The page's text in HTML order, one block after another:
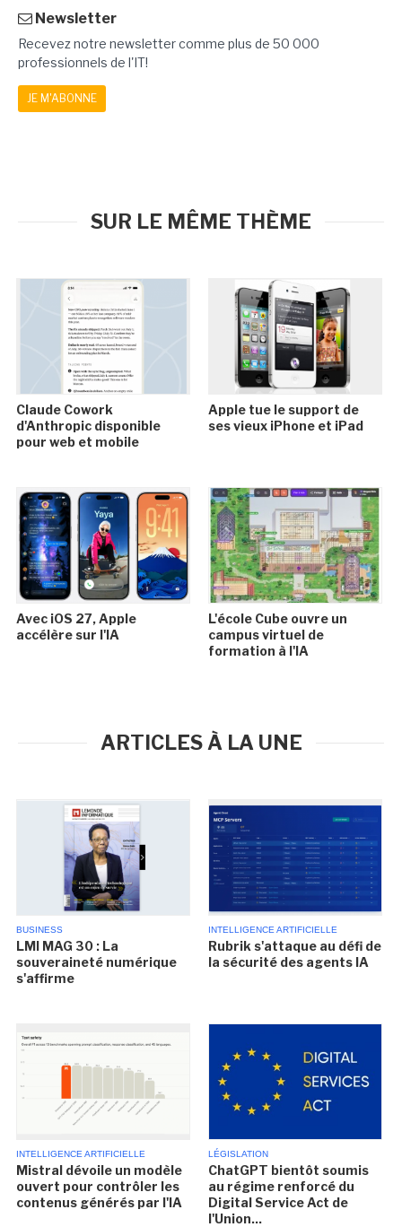
Newsletter
Recevez notre newsletter comme plus de 50 000
professionnels de l'IT!
JE M'ABONNE
SUR LE MÊME THÈME
Claude Cowork
d'Anthropic disponible
pour web et mobile
Apple tue le support de
ses vieux iPhone et iPad
Avec iOS 27, Apple
accélère sur l'IA
L'école Cube ouvre un
campus virtuel de
formation à l'IA
ARTICLES À LA UNE
BUSINESS
LMI MAG 30 : La
souveraineté numérique
s'affirme
INTELLIGENCE ARTIFICIELLE
Rubrik s'attaque au défi de
la sécurité des agents IA
INTELLIGENCE ARTIFICIELLE
Mistral dévoile un modèle
ouvert pour contrôler les
contenus générés par l'IA
LÉGISLATION
ChatGPT bientôt soumis
au régime renforcé du
Digital Service Act de
l'Union...